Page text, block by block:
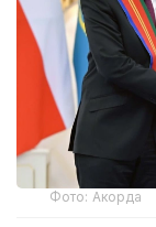
Фото: Акорда